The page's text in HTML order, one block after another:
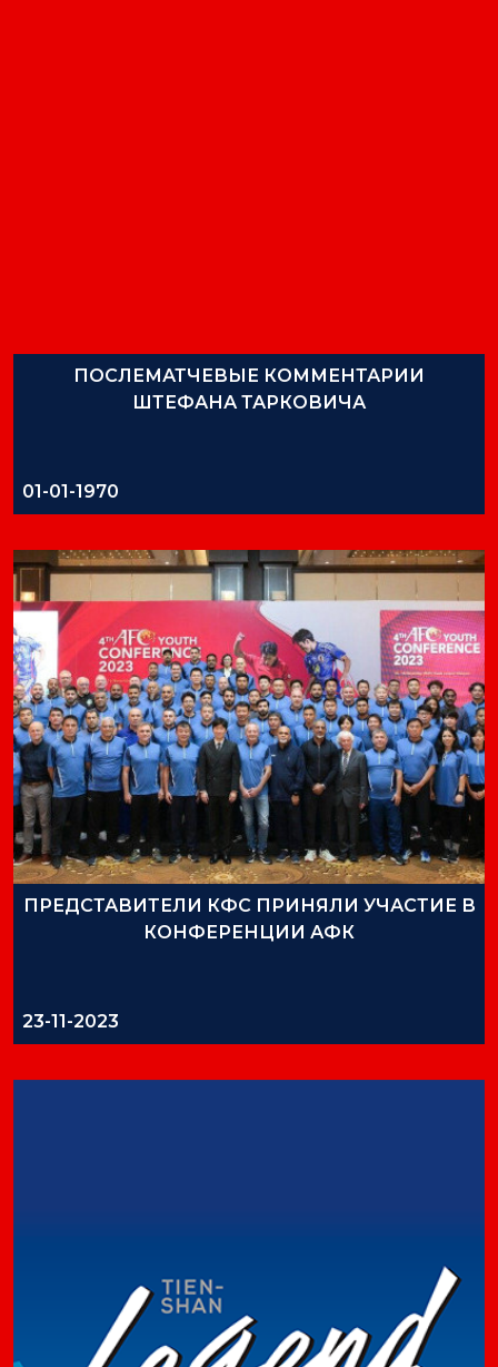
ПОСЛЕМАТЧЕВЫЕ КОММЕНТАРИИ
ШТЕФАНА ТАРКОВИЧА
01-01-1970
ПРЕДСТАВИТЕЛИ КФС ПРИНЯЛИ УЧАСТИЕ В
КОНФЕРЕНЦИИ АФК
23-11-2023